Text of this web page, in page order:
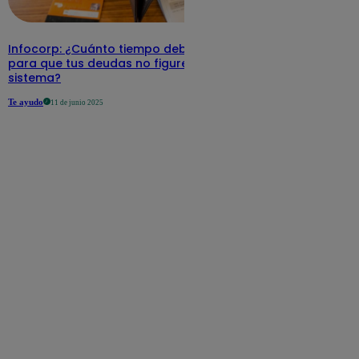
Infocorp: ¿Cuánto tiempo debe pasar
para que tus deudas no figuren en su
sistema?
Te ayudo 11 de junio 2025